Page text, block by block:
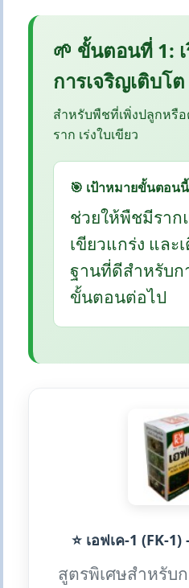
🌱 ขั้นตอนที่ 1:
การเจริญเติบโต
สำหรับพืชที่เพิ่งปลูกหรือ
ราก เร่งใบเขียว
🎯 เป้าหมายขั้นตอนนี้
ช่วยให้พืชมีราก
เขียวแกร่ง และ
ฐานที่ดีสำหรับ
ขั้นตอนต่อไป
⭐ เอฟเค-1 (FK-
สูตรพิเศษสำหรับ